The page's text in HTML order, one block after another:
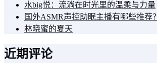
水big悦：流淌在时光里的温柔与力量
国外ASMR声控助眠主播有哪些推荐？
林晓蜜的夏天
近期评论